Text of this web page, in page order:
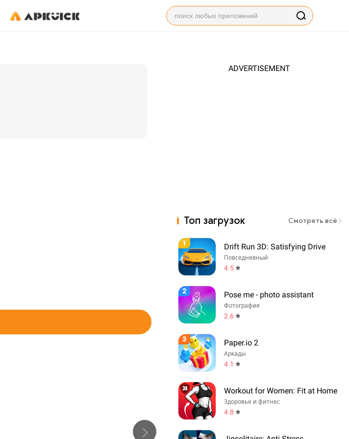
ADVERTISEMENT
Топ загрузок Смотреть всё
1 Drift Run 3D: Satisfying Drive
Повседневный
4.5
2 Pose me - photo assistant
Фотография
2.6
3 Paper.io 2
Аркады
4.1
Workout for Women: Fit at Home
Здоровье и фитнес
4.8